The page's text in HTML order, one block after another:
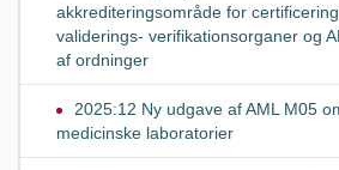
akkrediteringsområde for
validerings- verifikationsorganer og
af ordninger
2025:12 Ny udgave af AML M05
medicinske laboratorier